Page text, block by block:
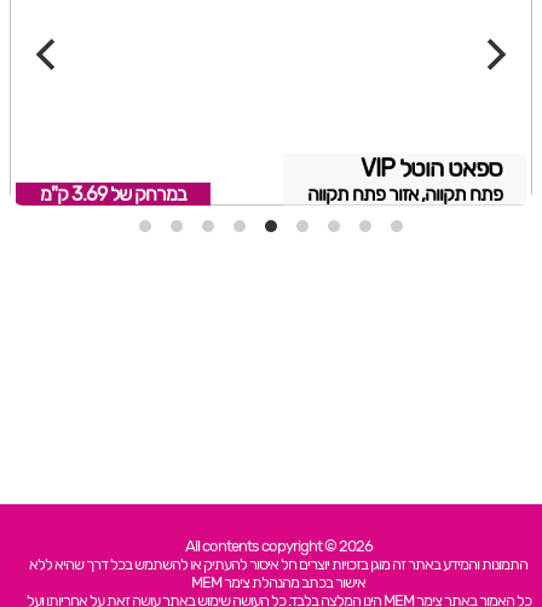
ספאט הוטל VIP
פתח תקווה, אזור פתח תקווה במרחק של3.69 ק"מ
All contents copyright © 2026
התמונות והמידע באתר זה מוגן בזכויות יוצרים חל איסור להעתיק או להשתמש בכל דרך שהיא ללא
אישור בכתב מהנהלת צימר MEM
כל האמור באתר צימר MEM הינו המלצה בלבד. כל העושה שימוש באתר עושה זאת על אחריותו ועל